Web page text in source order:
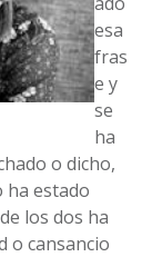
esa
fras
e y
se
ha
o dicho,
ha estado
los dos ha
o cansancio